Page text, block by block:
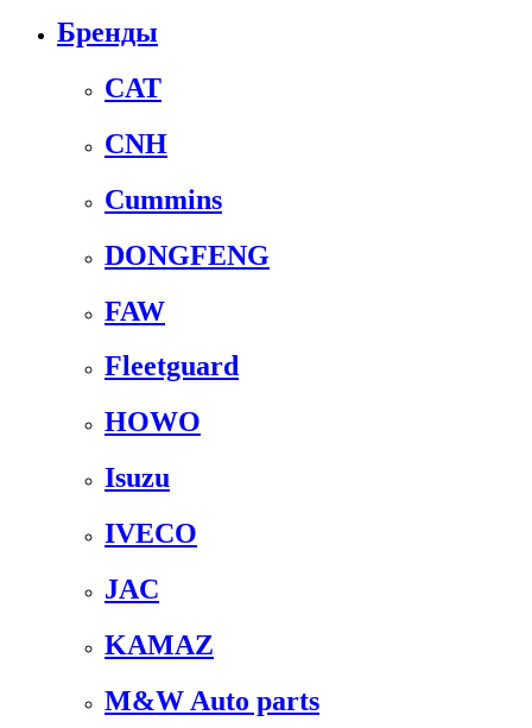
Бренды
CAT
CNH
Cummins
DONGFENG
FAW
Fleetguard
HOWO
Isuzu
IVECO
JAC
KAMAZ
M&W Auto parts